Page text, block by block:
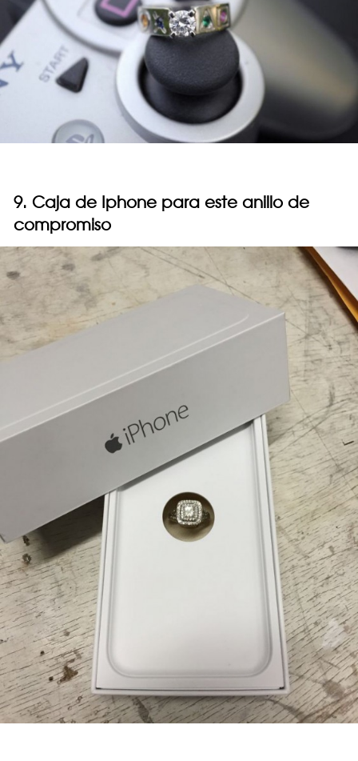
9. Caja de Iphone para este anillo de
compromiso